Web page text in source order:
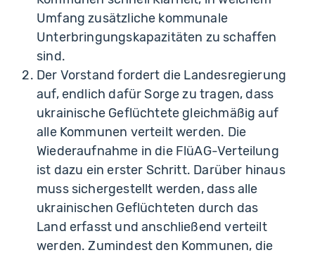
Umfang zusätzliche kommunale
Unterbringungskapazitäten zu schaffen
sind.
Der Vorstand fordert die Landesregierung
auf, endlich dafür Sorge zu tragen, dass
ukrainische Geflüchtete gleichmäßig auf
alle Kommunen verteilt werden. Die
Wiederaufnahme in die FlüAG-Verteilung
ist dazu ein erster Schritt. Darüber hinaus
muss sichergestellt werden, dass alle
ukrainischen Geflüchteten durch das
Land erfasst und anschließend verteilt
werden. Zumindest den Kommunen, die